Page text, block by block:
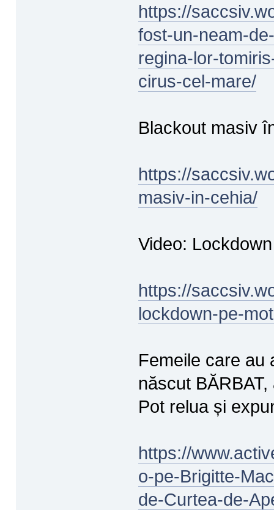
https://
fost-un-neam-
regina-lor-
cirus-cel-mare/
Blackout masiv
https://
masiv-in-cehia/
Video:
https://
lockdown-pe-
Femeile care au
născut
Pot relua și
https://
o-pe-Brigitte-
de-Curtea-de-